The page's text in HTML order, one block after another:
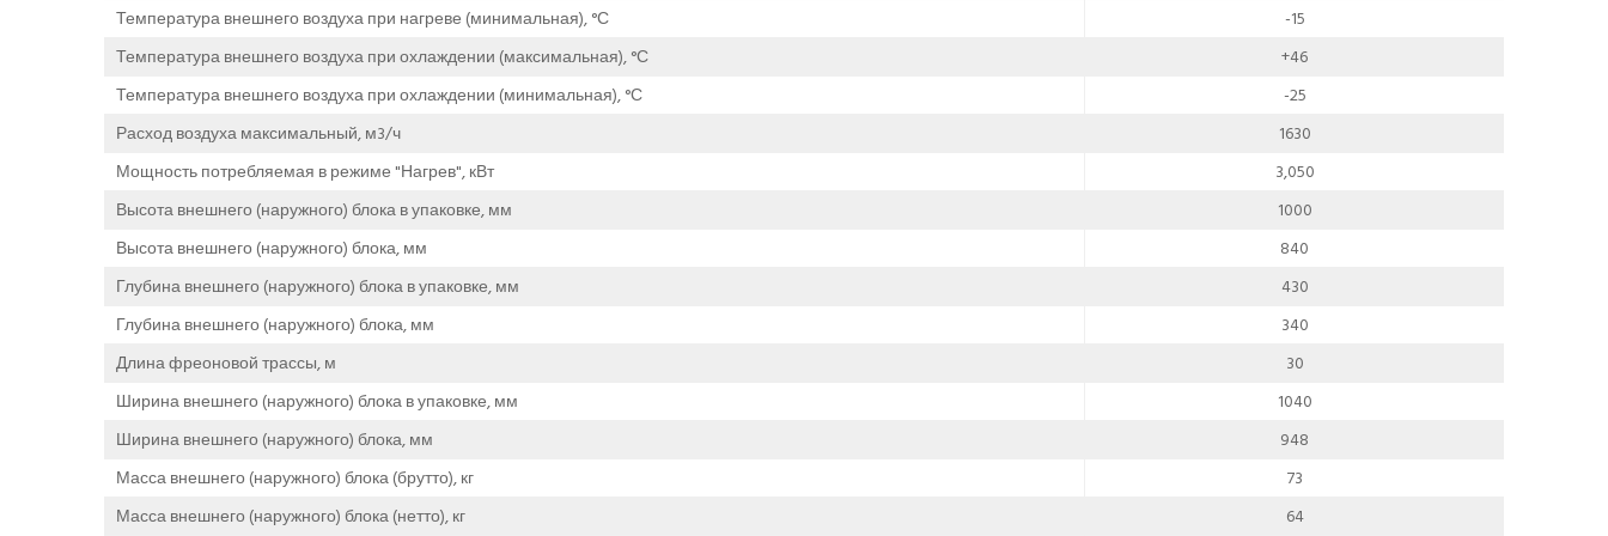
Температура внешнего воздуха при нагреве (минимальная), °С
-15
Температура внешнего воздуха при охлаждении (максимальная), °С
+46
Температура внешнего воздуха при охлаждении (минимальная), °С
-25
Расход воздуха максимальный, м3/ч
1630
Мощность потребляемая в режиме "Нагрев", кВт
3,050
Высота внешнего (наружного) блока в упаковке, мм
1000
Высота внешнего (наружного) блока, мм
840
Глубина внешнего (наружного) блока в упаковке, мм
430
Глубина внешнего (наружного) блока, мм
340
Длина фреоновой трассы, м
30
Ширина внешнего (наружного) блока в упаковке, мм
1040
Ширина внешнего (наружного) блока, мм
948
Масса внешнего (наружного) блока (брутто), кг
73
Масса внешнего (наружного) блока (нетто), кг
64